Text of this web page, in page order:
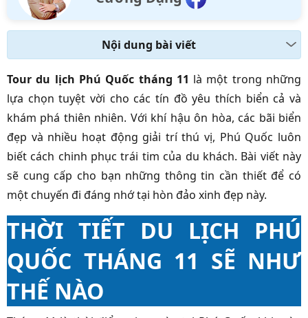
Nội dung bài viết
Tour du lịch Phú Quốc tháng 11 là một trong những
lựa chọn tuyệt vời cho các tín đồ yêu thích biển cả và
khám phá thiên nhiên. Với khí hậu ôn hòa, các bãi biển
đẹp và nhiều hoạt động giải trí thú vị, Phú Quốc luôn
biết cách chinh phục trái tim của du khách. Bài viết này
sẽ cung cấp cho bạn những thông tin cần thiết để có
một chuyến đi đáng nhớ tại hòn đảo xinh đẹp này.
THỜI TIẾT DU LỊCH PHÚ
QUỐC THÁNG 11 SẼ NHƯ
THẾ NÀO